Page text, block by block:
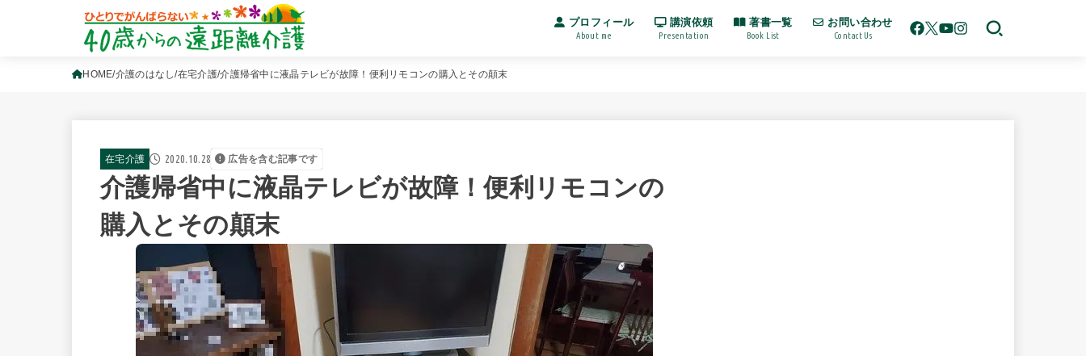
プロフィール
About me
講演依頼
Presentation
著書一覧
Book List
お問い合わせ
Contact Us
HOME 介護のはなし 在宅介護 介護帰省中に液晶テレビが故障！便利リモコンの購入とその顛末
在宅介護 2020.10.28 広告を含む記事です
介護帰省中に液晶テレビが故障！便利リモコンの
購入とその顛末